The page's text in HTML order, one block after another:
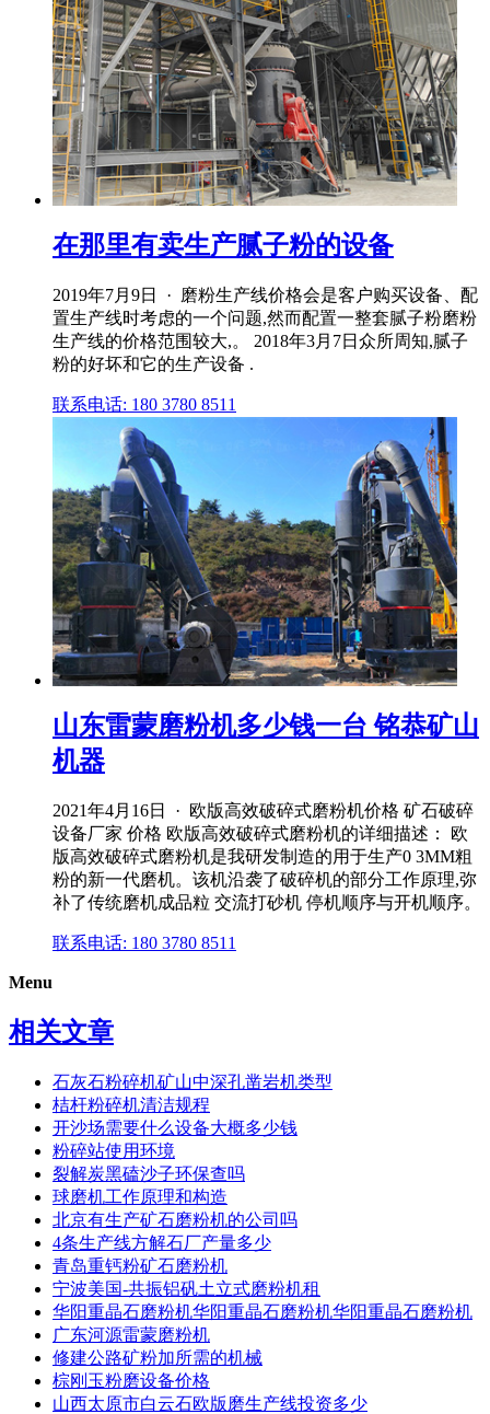
在那里有卖生产腻子粉的设备
2019年7月9日 · 磨粉生产线价格会是客户购买设备、配
置生产线时考虑的一个问题,然而配置一整套腻子粉磨粉
生产线的价格范围较大,。 2018年3月7日众所周知,腻子
粉的好坏和它的生产设备 .
联系电话: 180 3780 8511
山东雷蒙磨粉机多少钱一台 铭恭矿山
机器
2021年4月16日 · 欧版高效破碎式磨粉机价格 矿石破碎
设备厂家 价格 欧版高效破碎式磨粉机的详细描述： 欧
版高效破碎式磨粉机是我研发制造的用于生产0 3MM粗
粉的新一代磨机。该机沿袭了破碎机的部分工作原理,弥
补了传统磨机成品粒 交流打砂机 停机顺序与开机顺序。
联系电话: 180 3780 8511
Menu
相关文章
石灰石粉碎机矿山中深孔凿岩机类型
桔杆粉碎机清洁规程
开沙场需要什么设备大概多少钱
粉碎站使用环境
裂解炭黑磕沙子环保查吗
球磨机工作原理和构造
北京有生产矿石磨粉机的公司吗
4条生产线方解石厂产量多少
青岛重钙粉矿石磨粉机
宁波美国-共振铝矾土立式磨粉机租
华阳重晶石磨粉机华阳重晶石磨粉机华阳重晶石磨粉机
广东河源雷蒙磨粉机
修建公路矿粉加所需的机械
棕刚玉粉磨设备价格
山西太原市白云石欧版磨生产线投资多少